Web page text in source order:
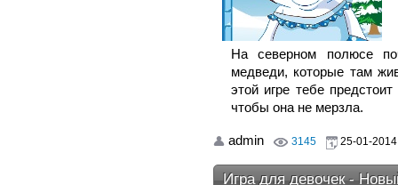
На северном полюсе
медведи, которые там
этой игре тебе
чтобы она не мерзла.
admin 3145 25-01-
Игра для девочек -